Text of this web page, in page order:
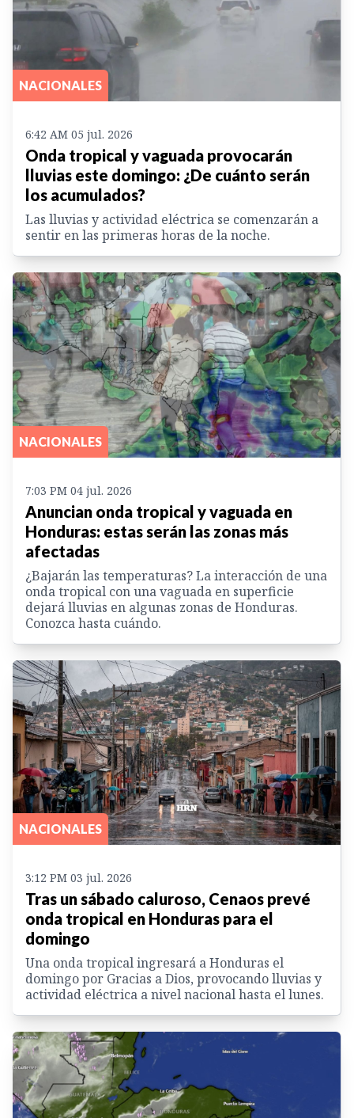
NACIONALES
6:42 AM 05 jul. 2026
Onda tropical y vaguada provocarán
lluvias este domingo: ¿De cuánto serán
los acumulados?
Las lluvias y actividad eléctrica se comenzarán a
sentir en las primeras horas de la noche.
NACIONALES
7:03 PM 04 jul. 2026
Anuncian onda tropical y vaguada en
Honduras: estas serán las zonas más
afectadas
¿Bajarán las temperaturas? La interacción de una
onda tropical con una vaguada en superficie
dejará lluvias en algunas zonas de Honduras.
Conozca hasta cuándo.
NACIONALES
3:12 PM 03 jul. 2026
Tras un sábado caluroso, Cenaos prevé
onda tropical en Honduras para el
domingo
Una onda tropical ingresará a Honduras el
domingo por Gracias a Dios, provocando lluvias y
actividad eléctrica a nivel nacional hasta el lunes.